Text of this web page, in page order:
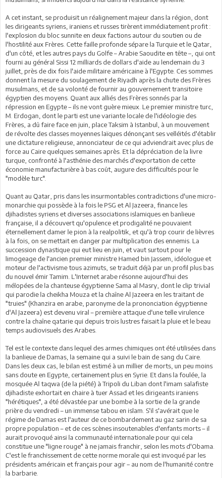
A cet instant, se produisit un réalignement majeur dans la région, dont
les dirigeants syriens, iraniens et russes tirèrent immédiatement profit :
l'explosion du bloc sunnite en deux factions autour du soutien ou de
l'hostilité aux Frères. Cette faille profonde sépare la Turquie et le Qatar,
d'un côté, et les autres pays du Golfe – Arabie Saoudite en tête –, qui ont
fourni au général Sissi 12 milliards de dollars d'aide au lendemain du 3
juillet, près de dix fois l'aide militaire américaine à l'Egypte. Ces sommes
donnent la mesure du soulagement de Riyadh après la chute des Frères
musulmans, et de sa volonté de fournir au gouvernement transitoire
égyptien des moyens. Quant aux alliés des Frères sonnés par la
répression en Egypte – ils ne vont guère mieux. Le premier ministre turc,
M. Erdogan, dont le parti est une variante locale de l'idéologie des
Frères, a dû faire face en juin, place Taksim à Istanbul, à un mouvement
de révolte des classes moyennes laïques dénonçant ses velléités d'établir
une dictature religieuse, annonciateur de ce qui adviendrait avec plus de
force au Caire quelques semaines après. Et la dépréciation de la livre
turque, confronté à l'asthénie des marchés d'exportation de cette
économie manufacturière à bas coût, augure des difficultés pour le
"modèle turc".
Quant au Qatar, pris dans les insurmontables contradictions d'une micro-
monarchie qui possède à la fois le PSG et Al Jazeera, finance les
djihadistes syriens et diverses associations islamiques en banlieue
française, il a découvert qu'opulence et prodigalité ne pouvaient
éternellement damer le pion à la realpolitik, et qu'à trop courir de lièvres
à la fois, on se mettait en danger par multiplication des ennemis. La
succession dynastique qui eut lieu en juin, et vaut surtout pour le
limogeage de l'ancien premier ministre Hamed bin Jassem, idéologue et
moteur de l'activisme tous azimuts, se traduit déjà par un profil plus bas
du nouvel émir Tamim. L'Internet arabe résonne aujourd'hui des
mélopées de la chanteuse égyptienne Sama al Masry, dont le clip trivial
qui parodie la cheikha Mouza et la chaîne Al Jazeera en les traitant de
"truies" (Khanzira en arabe, paronyme de la prononciation égyptienne
d'Al Jazeera) est devenu viral – première attaque d'une telle virulence
contre la chaîne qatarie qui depuis trois lustres faisait la pluie et le beau
temps audiovisuels des Arabes.
Tel est le contexte dans lequel des armes chimiques ont été utilisées dans
la banlieue de Damas, la semaine qui a suivi le bain de sang du Caire.
Dans les deux cas, le bilan est estimé à un millier de morts, un peu moins
sans doute en Egypte, certainement plus en Syrie. Et dans la foulée, la
mosquée Al taqwa (de la piété) à Tripoli du Liban dont l'imam salafiste
djihadiste exhortait en chaire à tuer Assad et les dirigeants iraniens
"hérétiques", a été dévastée par une bombe à la sortie de la grande
prière du vendredi – un immense tabou en islam. S'il s'avérait que le
régime de Damas est l'auteur de ce bombardement au gaz sarin de sa
propre population – et de ces scènes insoutenables d'enfants morts – il
aurait provoqué ainsi la communauté internationale pour qui cela
constitue une "ligne rouge" à ne jamais franchir, selon les mots d'Obama.
C'est le franchissement de cette norme morale qui est invoqué par les
présidents américain et français pour agir – au nom de l'humanité contre
la barbarie.